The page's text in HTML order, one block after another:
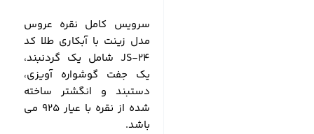
سرویس کامل نقره عروس
مدل زینت با آبکاری طلا کد
JS-24 شامل یک گردنبند،
یک جفت گوشواره آویزی،
دستبند و انگشتر ساخته
شده از نقره با عیار 925 می
باشد.